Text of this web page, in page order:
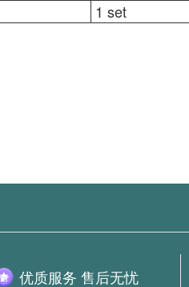
1 set
优质服务 售后无忧